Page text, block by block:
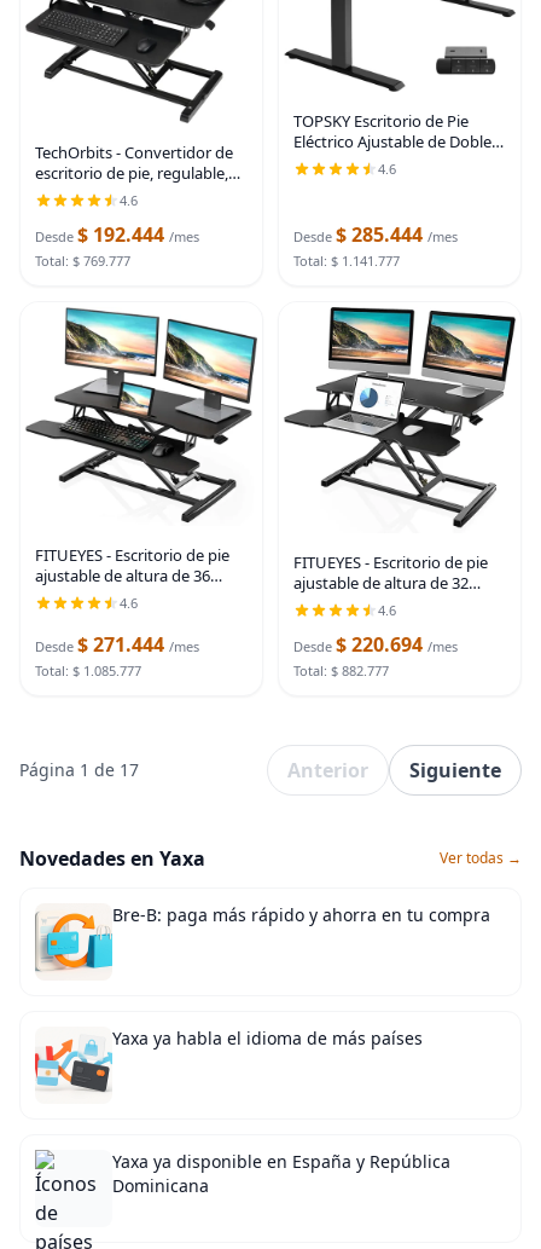
TechOrbits - Convertidor de
escritorio de pie, regulable,
para sentarse y pararse,
aglomerado, monitor dual
con bandeja para teclado,
para laptop,
4.6
Desde $ 192.444 /mes
Total: $ 769.777
TOPSKY Escritorio de Pie
Eléctrico Ajustable de Doble
Motor para Tableros de hasta
70.8"x31.5", Capacidad de
Negro
4.6
Desde $ 285.444 /mes
Total: $ 1.141.777
FITUEYES - Escritorio de pie
ajustable de altura de 36
pulgadas de ancho,
convertidor para sentarse y
estar de pie, escritorio de
trabajo para Negro
4.6
Desde $ 271.444 /mes
Total: $ 1.085.777
FITUEYES - Escritorio de pie
ajustable de altura de 32
pulgadas, ancho, convertidor
de posición de sentado a
posición de pie, mesa
estación de
4.6
Desde $ 220.694 /mes
Total: $ 882.777
Página 1 de 17 Anterior Siguiente
Novedades en Yaxa Ver todas →
Bre-B: paga más rápido y ahorra en tu compra
Yaxa ya habla el idioma de más países
Yaxa ya disponible en España y República
Dominicana